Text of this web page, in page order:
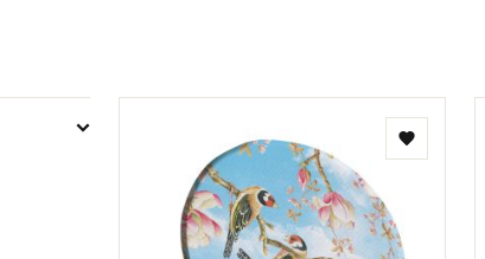
Toevoegen